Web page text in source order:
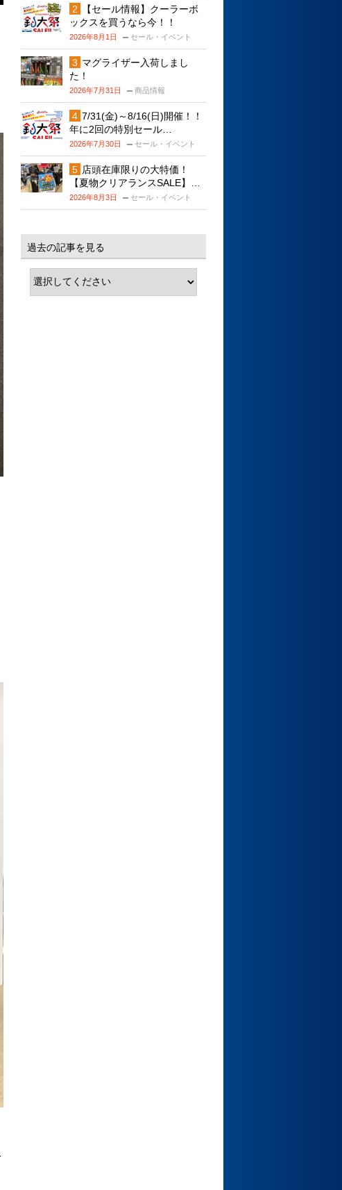
【セール情報】クーラーボ
ックスを買うなら今！！
2026年8月1日 セール・イベント
マグライザー入荷しまし
た！
2026年7月31日 商品情報
7/31(金)～8/16(日)開催！！
年に2回の特別セール…
2026年7月30日 セール・イベント
店頭在庫限りの大特価！
【夏物クリアランスSALE】…
2026年8月3日 セール・イベント
過去の記事を見る